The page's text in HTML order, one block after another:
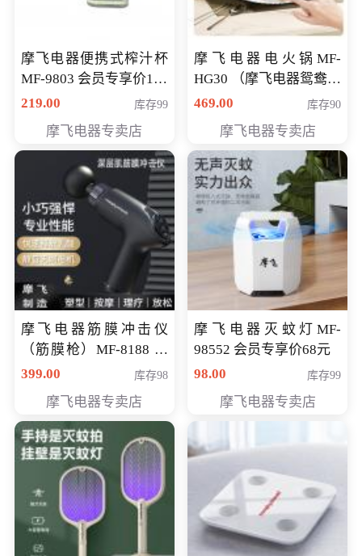
摩飞电器便携式榨汁杯
MF-9803 会员专享价138
元
219.00 库存99
摩飞电器专卖店
摩飞电器电火锅MF-
HG30 （摩飞电器鸳鸯锅
MF-HG30 ） 会员专享价
469.00 库存90
摩飞电器专卖店
摩飞电器筋膜冲击仪
（筋膜枪）MF-8188 会
员专享价268元
399.00 库存98
摩飞电器专卖店
摩飞电器灭蚊灯MF-
98552 会员专享价68元
98.00
库存99
摩飞电器专卖店